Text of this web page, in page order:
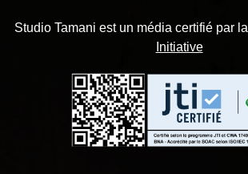
Studio Tamani est un média certifié par la
Initiative